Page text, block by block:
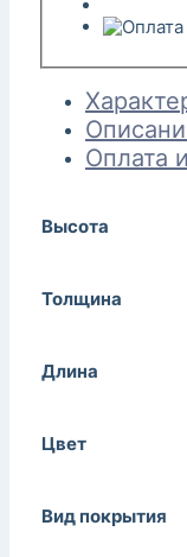
Оплата
Высота
Толщина
Длина
Цвет
Вид покрытия